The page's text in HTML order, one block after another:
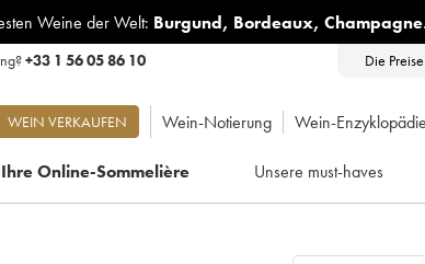
Weine der Welt: Burgund, Bordeaux, Champagne
+33 1 56 05 86 10 Die
WEIN VERKAUFEN Wein-Notierung Wein-Enzyklopädie
Ihre Online-Sommelière Unsere must-haves